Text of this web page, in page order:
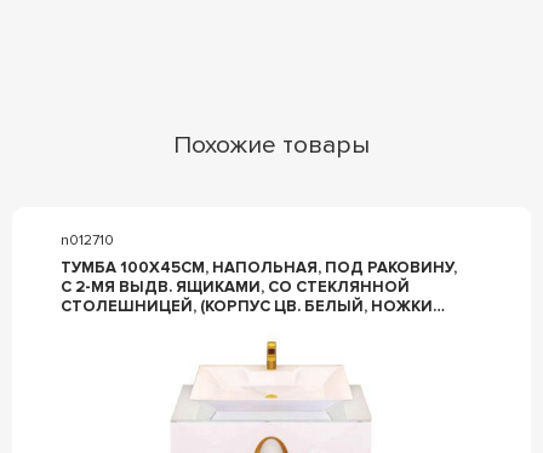
Похожие товары
n012710
ТУМБА 100Х45СМ, НАПОЛЬНАЯ, ПОД РАКОВИНУ,
С 2-МЯ ВЫДВ. ЯЩИКАМИ, СО СТЕКЛЯННОЙ
СТОЛЕШНИЦЕЙ, (КОРПУС ЦВ. БЕЛЫЙ, НОЖКИ